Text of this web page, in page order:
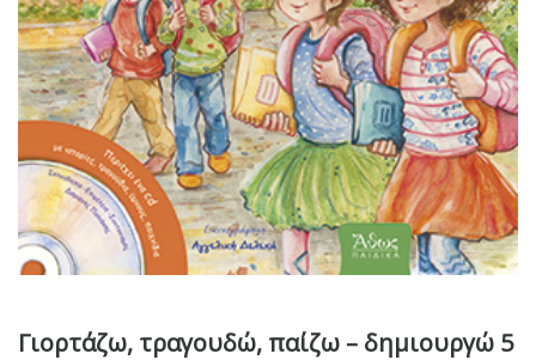
Γιορτάζω, τραγουδώ, παίζω – δημιουργώ 5